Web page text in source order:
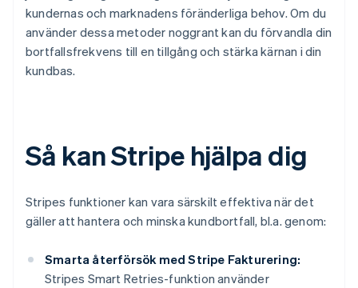
kundernas och marknadens föränderliga behov. Om du
använder dessa metoder noggrant kan du förvandla din
bortfallsfrekvens till en tillgång och stärka kärnan i din
kundbas.
Så kan Stripe hjälpa dig
Stripes funktioner kan vara särskilt effektiva när det
gäller att hantera och minska kundbortfall, bl.a. genom:
Smarta återförsök med Stripe Fakturering:
Stripes Smart Retries-funktion använder